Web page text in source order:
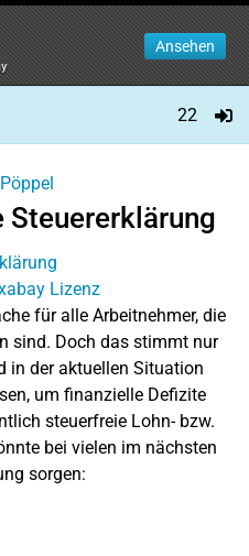
Ansehen
22
Steuererklärung
Lizenz
für alle Arbeitnehmer, die
sind. Doch das stimmt nur
in der aktuellen Situation
um finanzielle Defizite
steuerfreie Lohn- bzw.
bei vielen im nächsten
sorgen: